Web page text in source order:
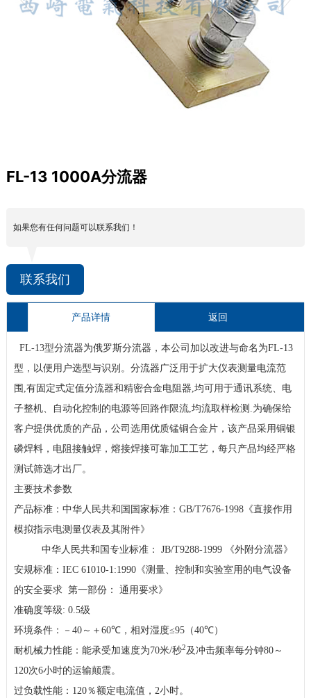
FL-13 1000A分流器
如果您有任何问题可以联系我们！
联系我们
产品详情 返回
FL-13型分流器为俄罗斯分流器，本公司加以改进与命名为FL-13
型，以便用户选型与识别。分流器广泛用于扩大仪表测量电流范
围 ,有固定式定值分流器和精密合金电阻器,均可用于通讯系统、电
子整机、自动化控制的电源等回路作限流,均流取样检测 .为确保给
客户提供优质的产品，公司选用优质锰铜合金片，该产品采用铜银
磷焊料，电阻接触焊，熔接焊接可靠加工工艺，每只产品均经严格
测试筛选才出厂。
主要技术参数
产品标准：中华人民共和国国家标准： GB/T7676-1998《直接作用
模拟指示电测量仪表及其附件》
中华人民共和国专业标准：
JB/T9288-1999
《外附分流器》
安规标准： IEC 61010-1:1990《测量、控制和实验室用的电气设备
的安全要求 第一部份： 通用要求》
准确度等级: 0.5级
环境条件：－ 40～＋ 60℃，相对湿度≤95（40℃）
耐机械力性能：能承受加速度为70米/秒2及冲击频率每分钟80～
120次6小时的运输颠震。
过负载性能： 120％额定电流值， 2小时。